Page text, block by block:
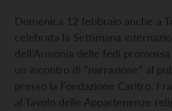
Domenica 12 febbraio anche a
celebrata la Settimana
dell’Armonia delle fedi
un incontro di “narrazione” al
presso la Fondazione Caritro. I
al Tavolo delle Appartenenze